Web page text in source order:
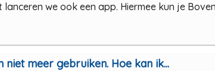
lanceren we ook een app. Hiermee kun je
niet meer gebruiken. Hoe kan ik...